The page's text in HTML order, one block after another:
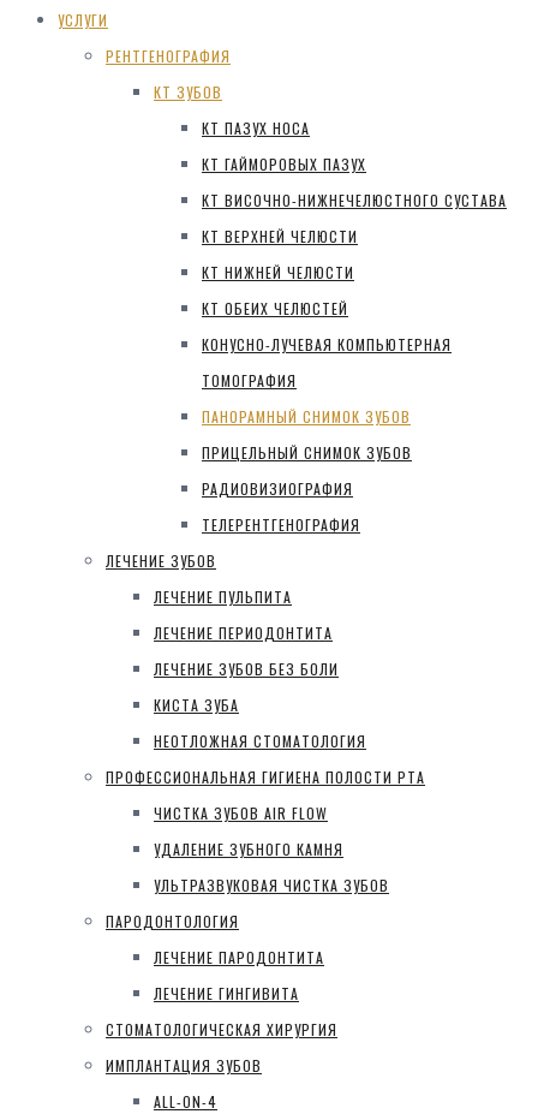
УСЛУГИ
РЕНТГЕНОГРАФИЯ
КТ ЗУБОВ
КТ ПАЗУХ НОСА
КТ ГАЙМОРОВЫХ ПАЗУХ
КТ ВИСОЧНО-НИЖНЕЧЕЛЮСТНОГО СУСТАВА
КТ ВЕРХНЕЙ ЧЕЛЮСТИ
КТ НИЖНЕЙ ЧЕЛЮСТИ
КТ ОБЕИХ ЧЕЛЮСТЕЙ
КОНУСНО-ЛУЧЕВАЯ КОМПЬЮТЕРНАЯ
ТОМОГРАФИЯ
ПАНОРАМНЫЙ СНИМОК ЗУБОВ
ПРИЦЕЛЬНЫЙ СНИМОК ЗУБОВ
РАДИОВИЗИОГРАФИЯ
ТЕЛЕРЕНТГЕНОГРАФИЯ
ЛЕЧЕНИЕ ЗУБОВ
ЛЕЧЕНИЕ ПУЛЬПИТА
ЛЕЧЕНИЕ ПЕРИОДОНТИТА
ЛЕЧЕНИЕ ЗУБОВ БЕЗ БОЛИ
КИСТА ЗУБА
НЕОТЛОЖНАЯ СТОМАТОЛОГИЯ
ПРОФЕССИОНАЛЬНАЯ ГИГИЕНА ПОЛОСТИ РТА
ЧИСТКА ЗУБОВ AIR FLOW
УДАЛЕНИЕ ЗУБНОГО КАМНЯ
УЛЬТРАЗВУКОВАЯ ЧИСТКА ЗУБОВ
ПАРОДОНТОЛОГИЯ
ЛЕЧЕНИЕ ПАРОДОНТИТА
ЛЕЧЕНИЕ ГИНГИВИТА
СТОМАТОЛОГИЧЕСКАЯ ХИРУРГИЯ
ИМПЛАНТАЦИЯ ЗУБОВ
ALL-ON-4